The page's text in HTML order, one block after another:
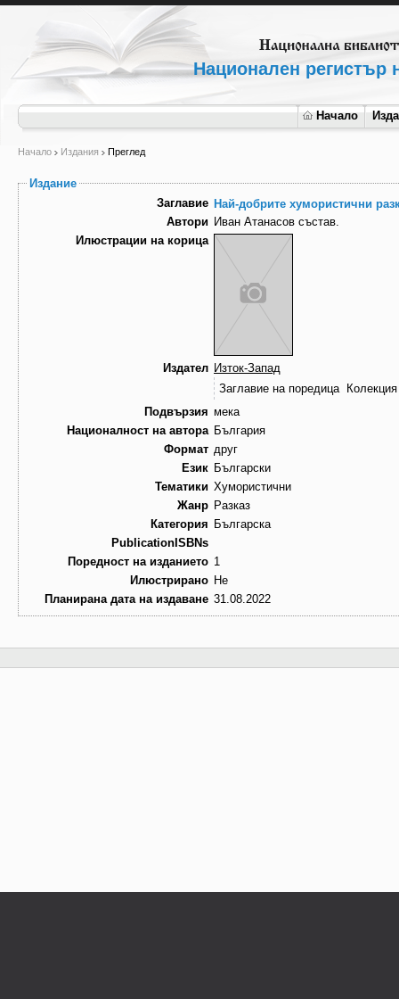
Национален регистър
Начало
Начало Издания Преглед
Издание
Заглавие Най-добрите хумористични
Автори Иван Атанасов състав.
Илюстрации на корица
Издател Изток-Запад
Заглавие на поредица
Колекция
Подвързия мека
Националност на автора България
Формат друг
Език Български
Тематики Хумористични
Жанр Разказ
Категория Българска
PublicationISBNs
Поредност на изданието 1
Илюстрирано Не
Планирана дата на издаване 31.08.2022